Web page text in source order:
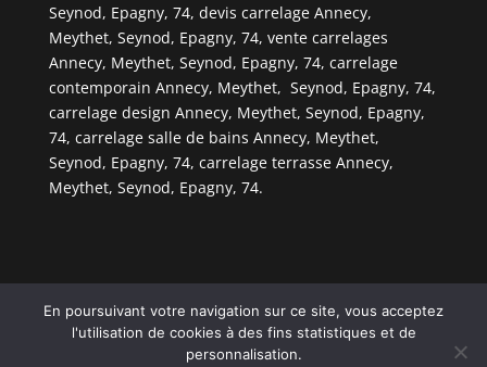
Seynod, Epagny, 74, devis carrelage Annecy,
Meythet, Seynod, Epagny, 74, vente carrelages
Annecy, Meythet, Seynod, Epagny, 74, carrelage
contemporain Annecy, Meythet, Seynod, Epagny, 74,
carrelage design Annecy, Meythet, Seynod, Epagny,
74, carrelage salle de bains Annecy, Meythet,
Seynod, Epagny, 74, carrelage terrasse Annecy,
Meythet, Seynod, Epagny, 74.
© Copyright 8082026 -ws- Les Entreprises Locales
-Mentions Légales – RGPD – Protection de la vie
En poursuivant votre navigation sur ce site, vous acceptez
l'utilisation de cookies à des fins statistiques et de
personnalisation.